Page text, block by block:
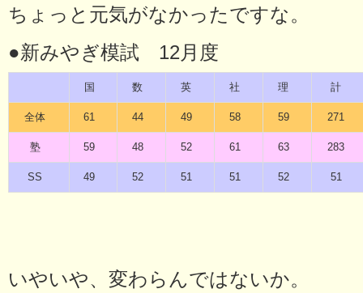
ちょっと元気がなかったですな。
●新みやぎ模試 12月度
国 数 英 社 理 計
全体 61 44 49 58 59 271
塾 59 48 52 61 63 283
SS 49 52 51 51 52 51
いやいや、変わらんではないか。